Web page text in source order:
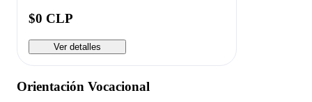
$0 CLP
Ver detalles
Orientación Vocacional